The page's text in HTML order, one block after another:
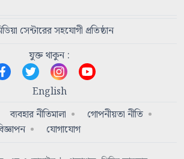
সেন্টারের সহযোগী প্রতিষ্ঠান
যুক্ত থাকুন :
English
ব্যবহার নীতিমালা
গোপনীয়তা নীতি
যোগাযোগ